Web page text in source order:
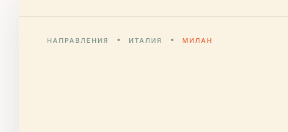
НАПРАВЛЕНИЯ ИТАЛИЯ МИЛАН